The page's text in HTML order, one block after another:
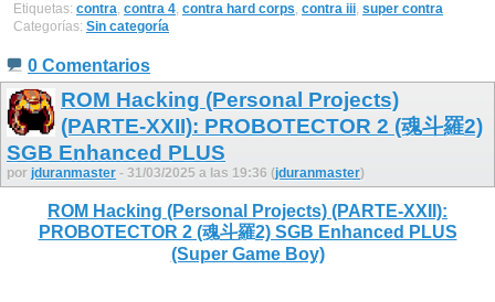
Etiquetas: contra, contra 4, contra hard corps, contra iii, super contra
Categorías: Sin categoría
0 Comentarios
ROM Hacking (Personal Projects)
(PARTE-XXII): PROBOTECTOR 2 (魂斗羅2)
SGB Enhanced PLUS
por jduranmaster - 31/03/2025 a las 19:36 (jduranmaster)
ROM Hacking (Personal Projects) (PARTE-XXII):
PROBOTECTOR 2 (魂斗羅2) SGB Enhanced PLUS
(Super Game Boy)